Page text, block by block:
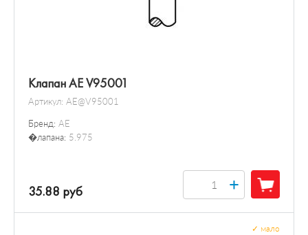
Клапан AE V95001
Артикул: AE@V95001
Бренд: AE
�лапана: 5.975
35.88 руб +
мало